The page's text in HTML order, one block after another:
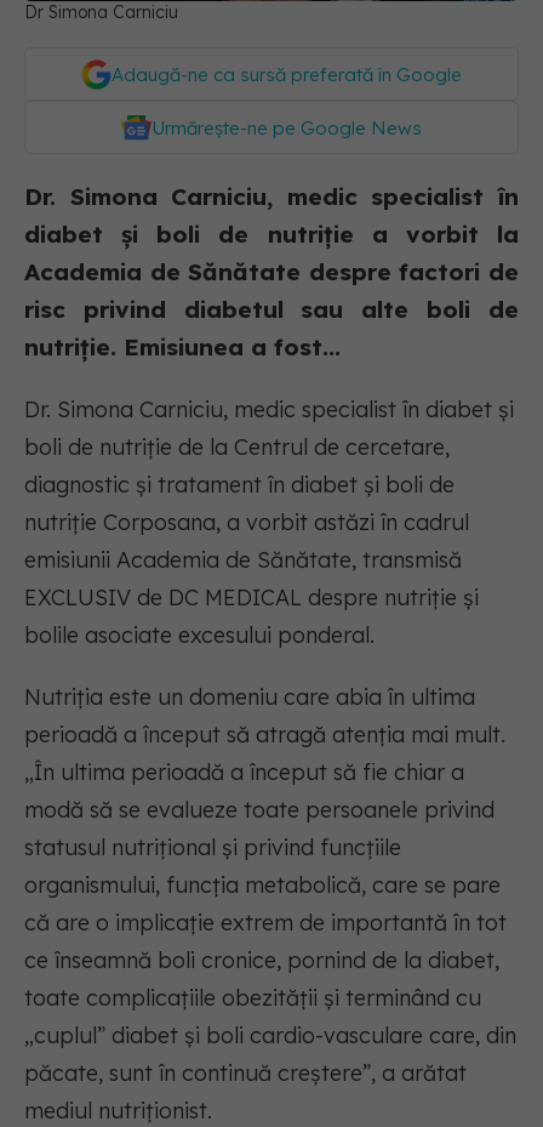
Dr Simona Carniciu
Adaugă-ne ca sursă preferată în Google
Urmărește-ne pe Google News
Dr. Simona Carniciu, medic specialist în
diabet și boli de nutriție a vorbit la
Academia de Sănătate despre factori de
risc privind diabetul sau alte boli de
nutriție. Emisiunea a fost...
Dr. Simona Carniciu, medic specialist în diabet și
boli de nutriție de la Centrul de cercetare,
diagnostic și tratament în diabet și boli de
nutriție Corposana, a vorbit astăzi în cadrul
emisiunii Academia de Sănătate, transmisă
EXCLUSIV de DC MEDICAL despre nutriție și
bolile asociate excesului ponderal.
Nutriția este un domeniu care abia în ultima
perioadă a început să atragă atenția mai mult.
„În ultima perioadă a început să fie chiar a
modă să se evalueze toate persoanele privind
statusul nutrițional și privind funcțiile
organismului, funcția metabolică, care se pare
că are o implicație extrem de importantă în tot
ce înseamnă boli cronice, pornind de la diabet,
toate complicațiile obezității și terminând cu
„cuplul” diabet și boli cardio-vasculare care, din
păcate, sunt în continuă creștere”, a arătat
mediul nutriționist.